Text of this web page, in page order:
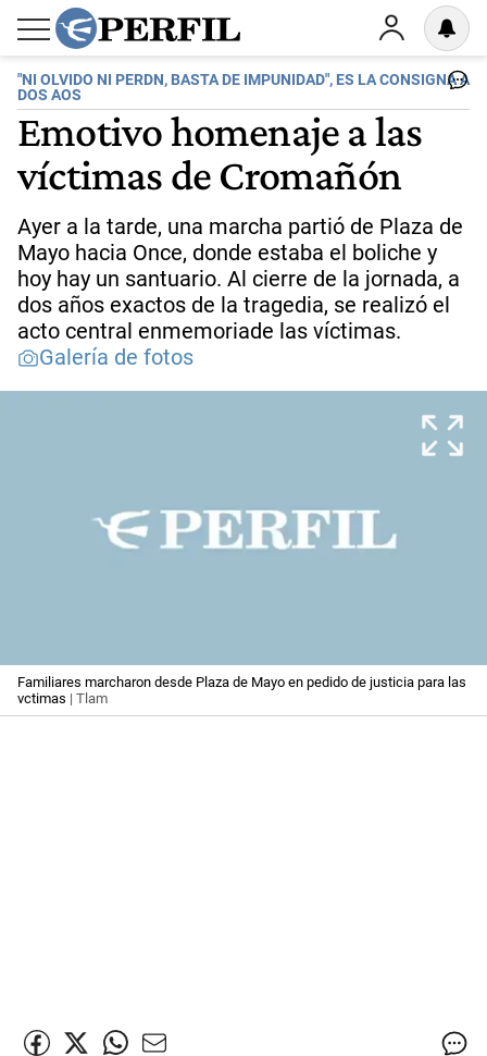
"NI OLVIDO NI PERDN, BASTA DE IMPUNIDAD", ES LA CONSIGNA A
DOS AOS
Emotivo homenaje a las
víctimas de Cromañón
Ayer a la tarde, una marcha partió de Plaza de
Mayo hacia Once, donde estaba el boliche y
hoy hay un santuario. Al cierre de la jornada, a
dos años exactos de la tragedia, se realizó el
acto central enmemoriade las víctimas.
Galería de fotos
Familiares marcharon desde Plaza de Mayo en pedido de justicia para las
vctimas | Tlam